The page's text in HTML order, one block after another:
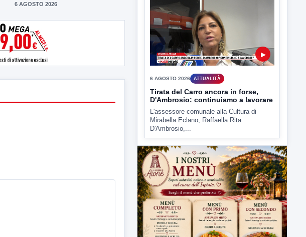
6 AGOSTO 2026
▶
6 AGOSTO 2026 ATTUALITÀ
Tirata del Carro ancora in forse,
D'Ambrosio: continuiamo a lavorare
L'assessore comunale alla Cultura di
Mirabella Eclano, Raffaella Rita
D'Ambrosio,...